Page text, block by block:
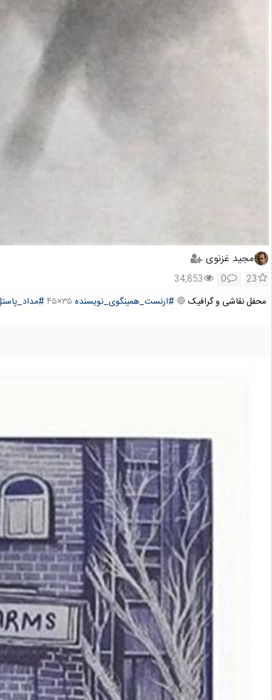
مجید غزنوی
23
0
34,853
محفل نقاشی و گرافیک 🔴 #ارنست_همینگوی_نویسنده